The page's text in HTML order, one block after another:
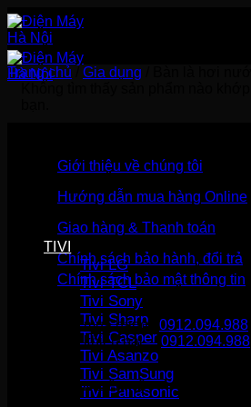
Bỏ
qua
nội
dung
TIVI
Tivi LG
Tivi TCL
Tivi Sony
Tivi Sharp
Tivi Casper
Tivi Asanzo
Tivi SamSung
Tivi Panasonic
Trang chủ Gia dụng
Giới thiệu về chúng tôi
Hướng dẫn mua hàng Online
Giao hàng & Thanh toán
Chính sách bảo hành, đổi trả
Chính sách bảo mật thông tin
Gọi mua hàng 0912.094.988
Gọi khiếu nại 0912.094.988
THÔNG TIN LIÊN HỆ